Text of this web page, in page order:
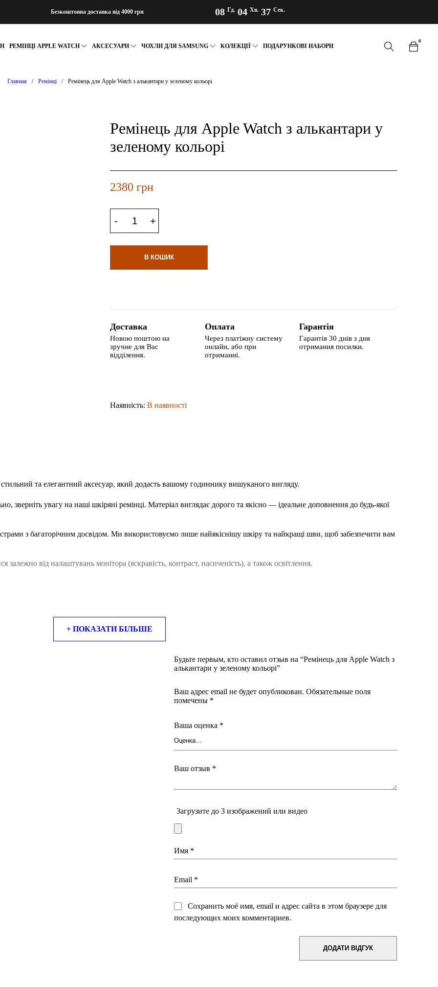
Безкоштовна доставка від 4000 грн 08 Гд. 04 Хв. 36 Сек.
РЕМІНЦІ APPLE WATCH АКСЕСУАРИ ЧОХЛИ ДЛЯ SAMSUNG КОЛЕКЦІЇ ПОДАРУНКОВІ НАБОРИ
0
Главная / Ремінці / Ремінець для Apple Watch з алькантари у зеленому кольорі
Ремінець для Apple Watch з алькантари у
зеленому кольорі
2380грн
В КОШИК
Доставка
Новою поштою на
зручне для Вас
відділення.
Оплата
Через платіжну систему
онлайн, або при
отриманні.
Гарантія
Гарантія 30 днів з дня
отримання посилки.
Наявність: В наявності
та елегантний аксесуар, який додасть вашому годиннику вишуканого вигляду.
зверніть увагу на наші шкіряні ремінці. Матеріал виглядає дорого та якісно — ідеальне доповнення до будь-якої
з багаторічним досвідом. Ми використовуємо лише найякіснішу шкіру та найкращі шви, щоб забезпечити вам
залежно від налаштувань монітора (яскравість, контраст, насиченість), а також освітлення.
Apple Watch
+ ПОКАЗАТИ БІЛЬШЕ
Будьте первым, кто оставил отзыв на “Ремінець для Apple Watch з
алькантари у зеленому кольорі”
Ваш адрес email не будет опубликован. Обязательные поля
помечены *
Ваша оценка *
Ваш отзыв *
Загрузите до 3 изображений или видео
Имя *
Email *
Сохранить моё имя, email и адрес сайта в этом браузере для
последующих моих комментариев.